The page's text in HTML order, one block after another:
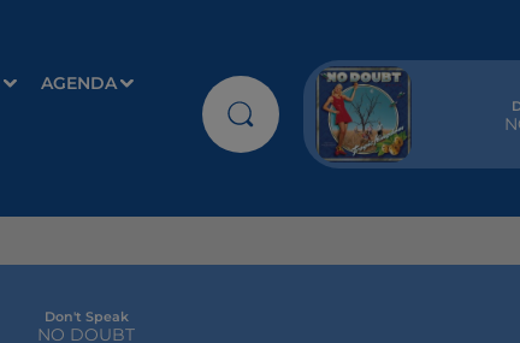
AGENDA
Don't Speak
NO DOUBT